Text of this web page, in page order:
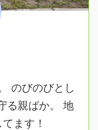
のびのびとし
る親ばか。 地
ます！